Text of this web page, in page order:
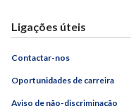
Ligações úteis
Contactar-nos
Oportunidades de carreira
Aviso de não-discriminação